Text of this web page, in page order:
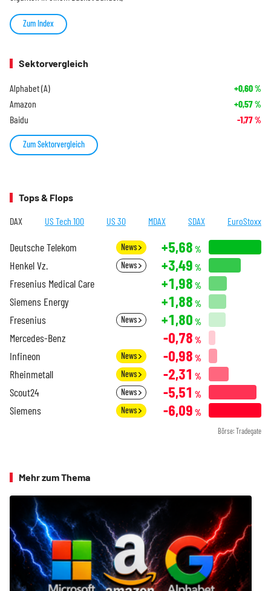
Zum Index
Sektorvergleich
Alphabet (A) +0,60%
Amazon +0,57%
Baidu -1,77%
Zum Sektorvergleich
Tops & Flops
DAX US Tech 100 US 30 MDAX SDAX EuroStoxx
Deutsche Telekom News +5,68 %
Henkel Vz. News +3,49 %
Fresenius Medical Care +1,98 %
Siemens Energy +1,88 %
Fresenius News +1,80 %
Mercedes-Benz -0,78 %
Infineon News -0,98 %
Rheinmetall News -2,31 %
Scout24 News -5,51 %
Siemens News -6,09 %
Börse: Tradegate
Mehr zum Thema